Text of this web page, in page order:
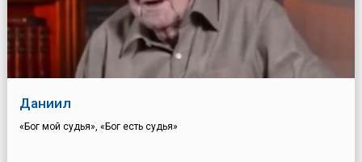
Даниил
«Бог мой судья», «Бог есть судья»